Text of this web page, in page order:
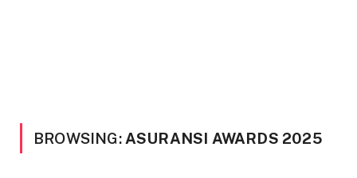
BROWSING: ASURANSI AWARDS 2025